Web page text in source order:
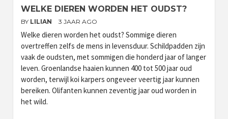
WELKE DIEREN WORDEN HET OUDST?
BY LILIAN 3 JAAR AGO
Welke dieren worden het oudst? Sommige dieren
overtreffen zelfs de mens in levensduur. Schildpadden zijn
vaak de oudsten, met sommigen die honderd jaar of langer
leven. Groenlandse haaien kunnen 400 tot 500 jaar oud
worden, terwijl koi karpers ongeveer veertig jaar kunnen
bereiken. Olifanten kunnen zeventig jaar oud worden in
het wild.